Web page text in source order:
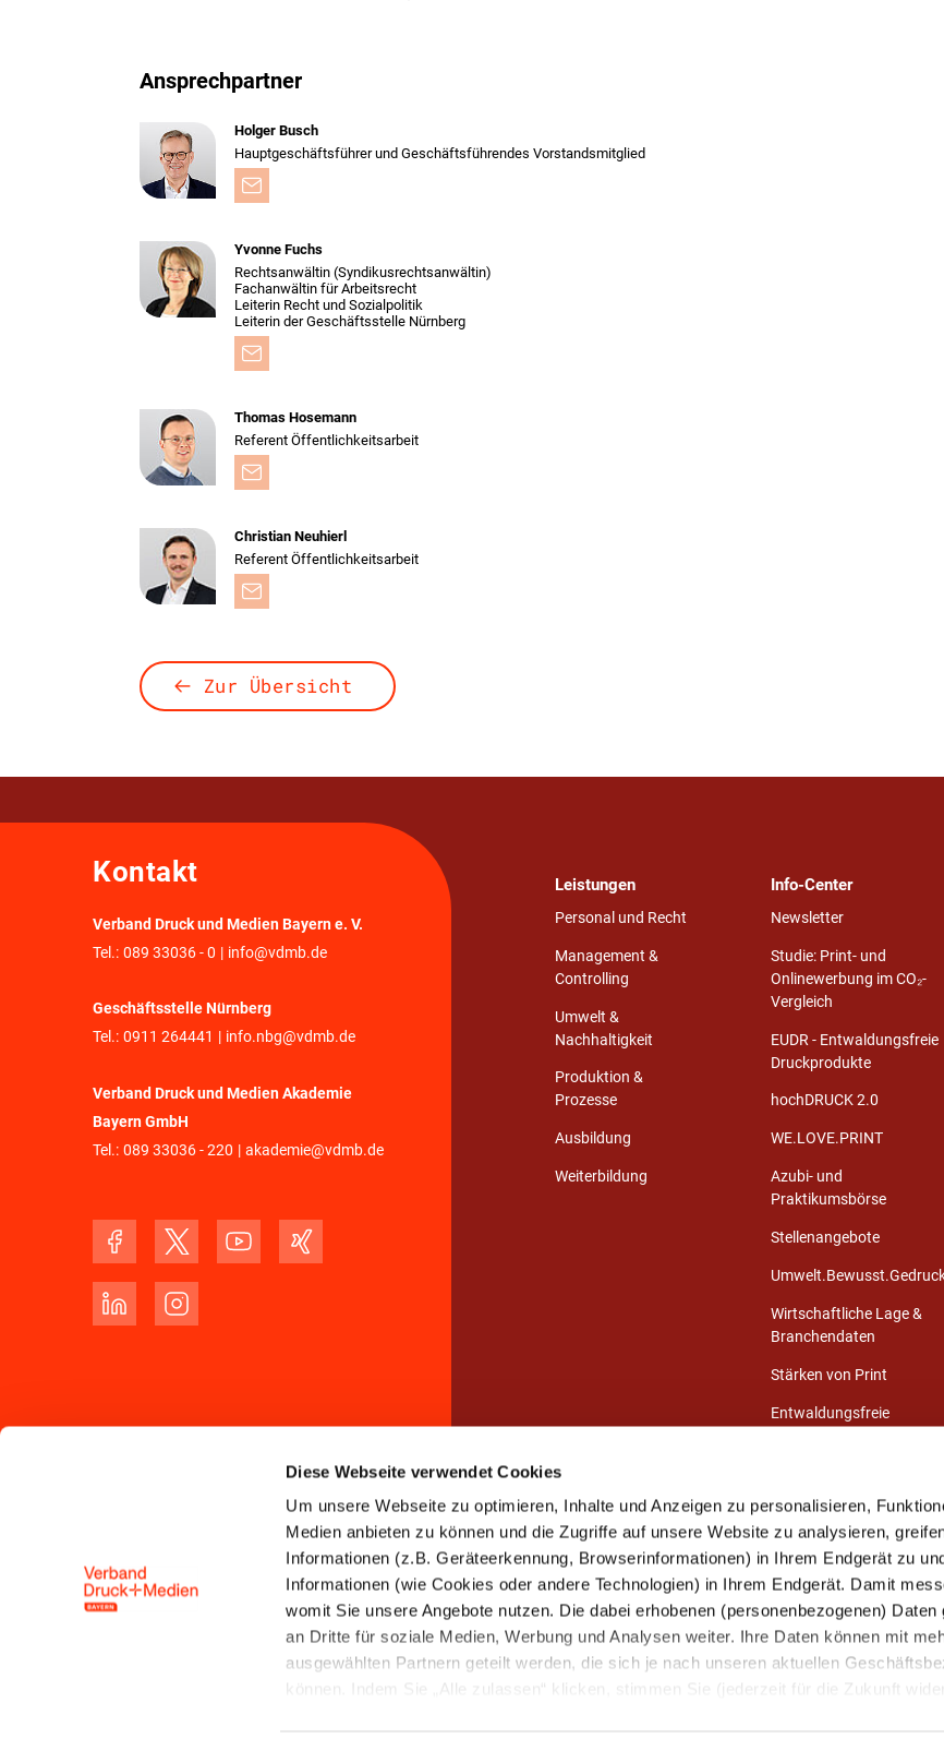
Diese Webseite verwendet Cookies
Um unsere Webseite zu optimieren, Inhalte und Anzeigen zu personalisieren,
Medien anbieten zu können und die Zugriffe auf unsere Website zu analysieren,
Informationen (z.B. Geräteerkennung, Browserinformationen) in Ihrem Endgerät zu
Informationen (wie Cookies oder andere Technologien) in Ihrem Endgerät. Damit
womit Sie unsere Angebote nutzen. Die dabei erhobenen (personenbezogenen) Daten
an Dritte für soziale Medien, Werbung und Analysen weiter. Ihre Daten können mit
ausgewählten Partnern geteilt werden, die sich je nach unseren aktuellen
können. Indem Sie „Alle zulassen“ klicken, stimmen Sie (jederzeit für die Zukunft
Ansprechpartner
Holger Busch
Hauptgeschäftsführer und Geschäftsführendes Vorstandsmitglied
Yvonne Fuchs
Rechtsanwältin (Syndikusrechtsanwältin)
Fachanwältin für Arbeitsrecht
Leiterin Recht und Sozialpolitik
Leiterin der Geschäftsstelle Nürnberg
Thomas Hosemann
Referent Öffentlichkeitsarbeit
Christian Neuhierl
Referent Öffentlichkeitsarbeit
Zur Übersicht
Kontakt
Verband Druck und Medien Bayern e. V.
Tel.: 089 33036 - 0 | info@vdmb.de
Geschäftsstelle Nürnberg
Tel.: 0911 264441 | info.nbg@vdmb.de
Verband Druck und Medien Akademie
Bayern GmbH
Tel.: 089 33036 - 220 | akademie@vdmb.de
Leistungen
Personal und Recht
Management &
Controlling
Umwelt &
Nachhaltigkeit
Produktion &
Prozesse
Ausbildung
Weiterbildung
Info-Center
Newsletter
Studie: Print- und
Onlinewerbung im CO₂-
Vergleich
EUDR - Entwaldungsfreie
Druckprodukte
hochDRUCK 2.0
WE.LOVE.PRINT
Azubi- und
Praktikumsbörse
Stellenangebote
Wirtschaftliche Lage &
Branchendaten
Stärken von Print
Entwaldungsfreie
Publikationen
Mitglied werden
Ihre Mitgliedervorteile